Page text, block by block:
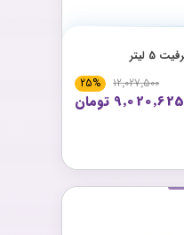
12٬027٬500
25%
9٬020٬625 تومان